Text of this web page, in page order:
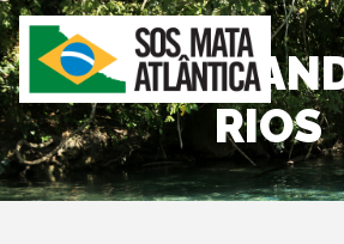
RIOS